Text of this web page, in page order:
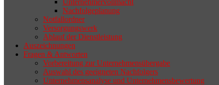
Nachfolgeplanung
Notfallordner
Versorgungswerk
Ablauf der Dienstleistung
Auszeichnungen
Fragen & Antworten
Vorbereitung zur Unternehmensübergabe
Auswahl des geeigneten Nachfolgers
Unternehmensanalyse und Unternehmensbewertung